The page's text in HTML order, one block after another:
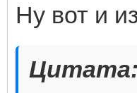
Ну вот и
Цитата: